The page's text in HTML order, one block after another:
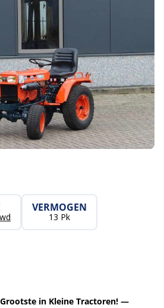
VERMOGEN
13 Pk
Grootste in Kleine Tractoren! —